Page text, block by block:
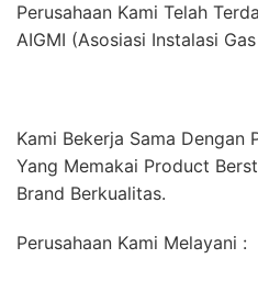
Perusahaan Kami Telah
AIGMI (Asosiasi Instalasi
Kami Bekerja Sama Dengan
Yang Memakai Product
Brand Berkualitas.
Perusahaan Kami Melayani :